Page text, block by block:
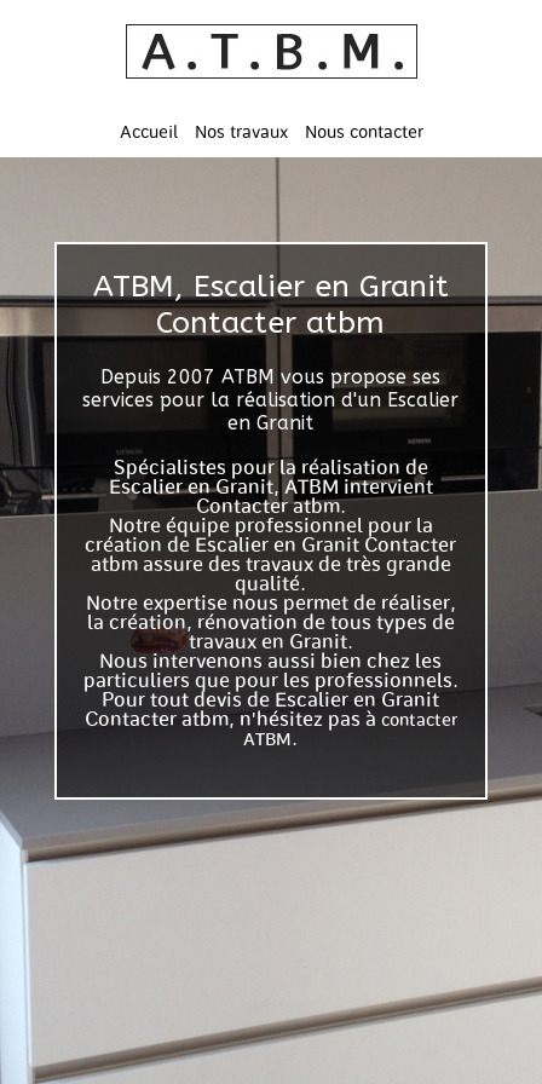
Accueil Nos travaux Nous contacter
ATBM, Escalier en Granit
Contacter atbm
Depuis 2007 ATBM vous propose ses
services pour la réalisation d'un Escalier
en Granit
Spécialistes pour la réalisation de
Escalier en Granit, ATBM intervient
Contacter atbm.
Notre équipe professionnel pour la
création de Escalier en Granit Contacter
atbm assure des travaux de très grande
qualité.
Notre expertise nous permet de réaliser,
la création, rénovation de tous types de
travaux en Granit.
Nous intervenons aussi bien chez les
particuliers que pour les professionnels.
Pour tout devis de Escalier en Granit
Contacter atbm, n'hésitez pas à contacter
ATBM.